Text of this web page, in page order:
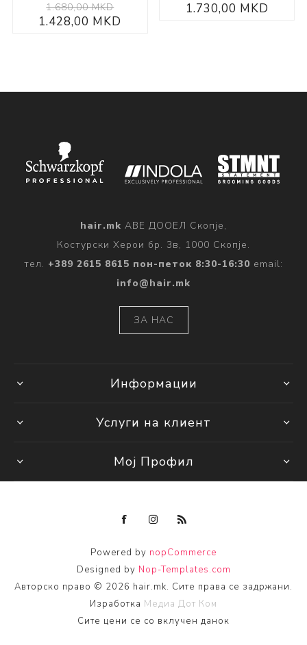
1.680,00 MKD
1.428,00 MKD
1.730,00 MKD
hair.mk АВЕ ДООЕЛ Скопје,
Костурски Херои бр. 3в, 1000 Скопје.
тел. +389 2615 8615 пон-петок 8:30-16:30 email:
info@hair.mk
ЗА НАС
Информации
Услуги на клиент
Мој Профил
Powered by nopCommerce
Designed by Nop-Templates.com
Авторско право © 2026 hair.mk. Сите права се задржани.
Изработка Медиа Дот Ком
Сите цени се со вклучен данок